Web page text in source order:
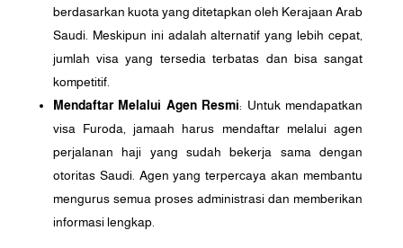
berdasarkan kuota yang ditetapkan oleh Kerajaan Arab
Saudi. Meskipun ini adalah alternatif yang lebih cepat,
jumlah visa yang tersedia terbatas dan bisa sangat
kompetitif.
Mendaftar Melalui Agen Resmi: Untuk mendapatkan
visa Furoda, jamaah harus mendaftar melalui agen
perjalanan haji yang sudah bekerja sama dengan
otoritas Saudi. Agen yang terpercaya akan membantu
mengurus semua proses administrasi dan memberikan
informasi lengkap.